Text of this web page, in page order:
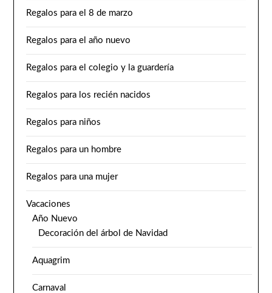
Regalos para el 8 de marzo
Regalos para el año nuevo
Regalos para el colegio y la guardería
Regalos para los recién nacidos
Regalos para niños
Regalos para un hombre
Regalos para una mujer
Vacaciones
Año Nuevo
Decoración del árbol de Navidad
Aquagrim
Carnaval